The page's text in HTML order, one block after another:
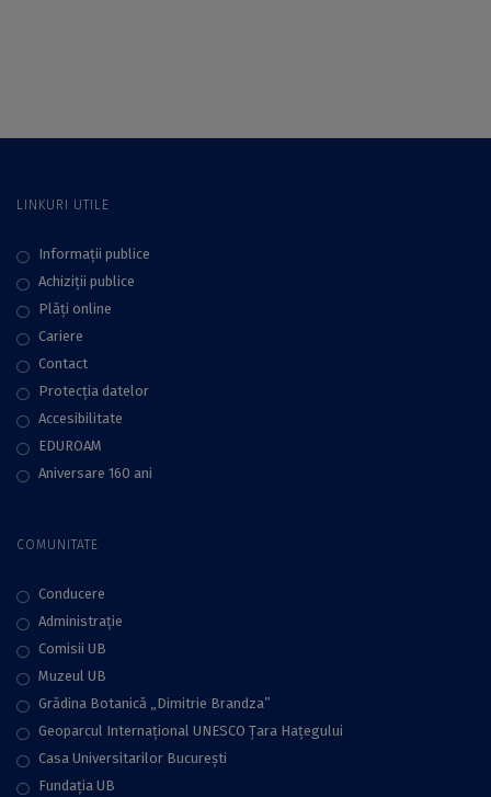
LINKURI UTILE
Informații publice
Achiziții publice
Plăţi online
Cariere
Contact
Protecţia datelor
Accesibilitate
EDUROAM
Aniversare 160 ani
COMUNITATE
Conducere
Administraţie
Comisii UB
Muzeul UB
Grădina Botanică „Dimitrie Brandza”
Geoparcul Internațional UNESCO Țara Hațegului
Casa Universitarilor București
Fundaţia UB